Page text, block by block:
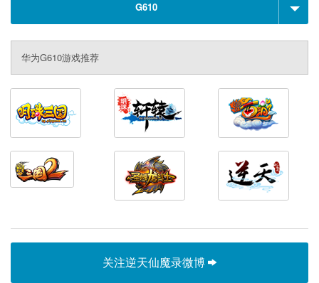
G610
华为G610游戏推荐
关注逆天仙魔录微博